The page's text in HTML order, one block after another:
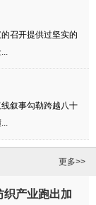
召开提供过坚实的
叙事勾勒跨越八十
更多>>
织产业跑出加